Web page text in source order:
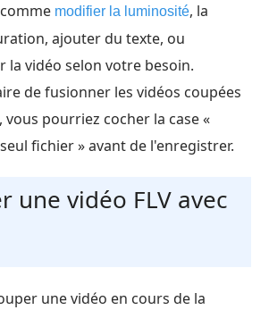
modifier la luminosité, la
ajouter du texte, ou
vidéo selon votre besoin.
de fusionner les vidéos coupées
vous pourriez cocher la case «
fichier » avant de l'enregistrer.
une vidéo FLV avec
une vidéo en cours de la